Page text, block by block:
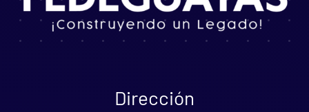
Dirección